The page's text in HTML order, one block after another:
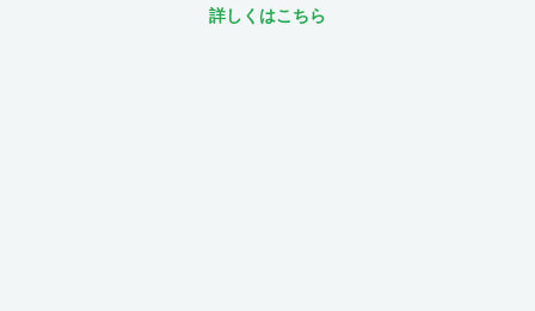
詳しくはこちら